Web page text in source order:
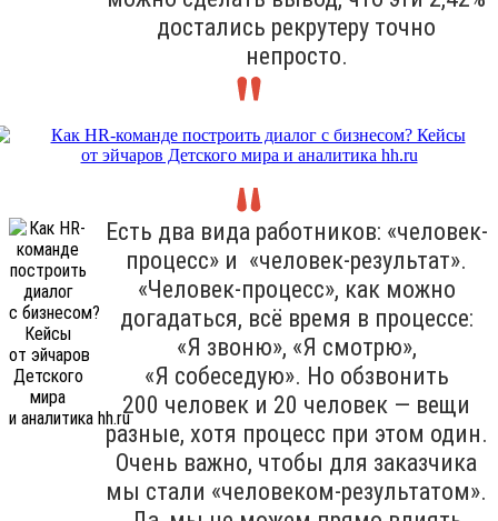
достались рекрутеру точно
непросто.
Есть два вида работников: «человек-
процесс» и «человек-результат».
«Человек-процесс», как можно
догадаться, всё время в процессе:
«Я звоню», «Я смотрю»,
«Я собеседую». Но обзвонить
200 человек и 20 человек — вещи
разные, хотя процесс при этом один.
Очень важно, чтобы для заказчика
мы стали «человеком-результатом».